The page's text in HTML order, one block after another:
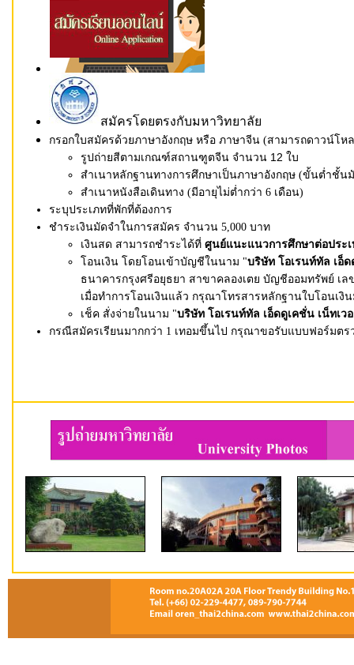
สมัครโดยตรงกับมหาวิทยาลัย
กรอกใบสมัครด้วยภาษาอังกฤษ หรือ ภาษาจีน (สามารถดาวน์โห
รูปถ่ายสีตามเกณฑ์สถานฑูตจีน จำนวน 12 ใบ
สำเนาหลักฐานทางการศึกษาเป็นภาษาอังกฤษ (ขั้นต่ำชั้น
สำเนาหนังสือเดินทาง (มีอายุไม่ต่ำกว่า 6 เดือน)
ระบุประเภทที่พักที่ต้องการ
ชำระเงินมัดจำในการสมัคร จำนวน 5,000 บาท
เงินสด สามารถชำระได้ที่ ศูนย์แนะแนวการศึกษาต่อประเ
โอนเงิน โดยโอนเข้าบัญชีในนาม "บริษัท โอเรนท์ทัล เอ็
ธนาคารกรุงศรีอยุธยา สาขาคลองเตย บัญชีออมทรัพย์ เล
เมื่อทำการโอนเงินแล้ว กรุณาโทรสารหลักฐานใบโอนเงิ
เช็ค สั่งจ่ายในนาม "บริษัท โอเรนท์ทัล เอ็ดดูเคชั่น เน็ทเว
กรณีสมัครเรียนมากกว่า 1 เทอมขึ้นไป กรุณาขอรับแบบฟอร์มต